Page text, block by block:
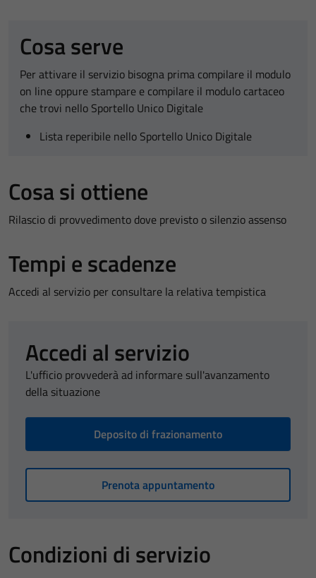
Cosa serve
Per attivare il servizio bisogna prima compilare il modulo
on line oppure stampare e compilare il modulo cartaceo
che trovi nello Sportello Unico Digitale
Lista reperibile nello Sportello Unico Digitale
Cosa si ottiene
Rilascio di provvedimento dove previsto o silenzio assenso
Tempi e scadenze
Accedi al servizio per consultare la relativa tempistica
Accedi al servizio
L'ufficio provvederà ad informare sull'avanzamento
della situazione
Deposito di frazionamento
Prenota appuntamento
Condizioni di servizio